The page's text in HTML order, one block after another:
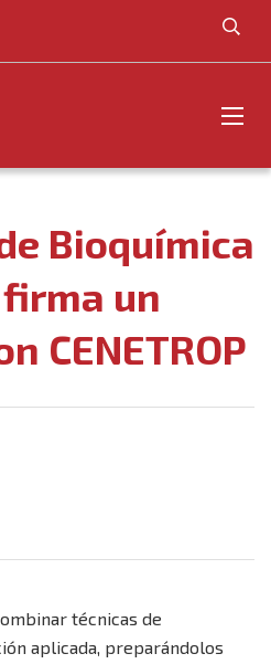
Bioquímica
un
CENETROP
técnicas de
aplicada, preparándolos